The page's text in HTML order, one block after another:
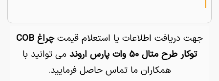
جهت دریافت اطلاعات یا استعلام قیمت
چراغ COB
توکار طرح متال 50 وات پارس اروند
می توانید با
همکاران ما تماس حاصل فرمایید.